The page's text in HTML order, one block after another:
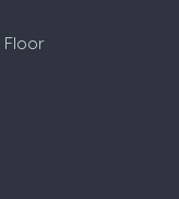
Floor